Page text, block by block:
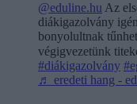
@eduline.hu Az
diákigazolvány
bonyolultnak
végigvezetünk
#diákigazolvány
♬ eredeti hang -